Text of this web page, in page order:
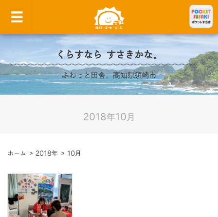
くらすなら すさきかな。
ふわっと田舎。高知県須崎市
2018年10月
ホーム > 2018年 > 10月